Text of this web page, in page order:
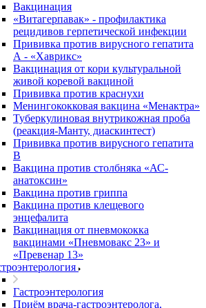
Вакцинация
«Витагерпавак» - профилактика
рецидивов герпетической инфекции
Прививка против вирусного гепатита
А - «Хаврикс»
Вакцинация от кори культуральной
живой коревой вакциной
Прививка против краснухи
Менингококковая вакцина «Менактра»
Туберкулиновая внутрикожная проба
(реакция-Манту, диаскинтест)
Прививка против вирусного гепатита
В
Вакцина против столбняка «АС-
анатоксин»
Вакцина против гриппа
Вакцина против клещевого
энцефалита
Вакцинация от пневмококка
вакцинами «Пневмовакс 23» и
«Превенар 13»
Гастроэнтерология
Приём врача-гастроэнтеролога,